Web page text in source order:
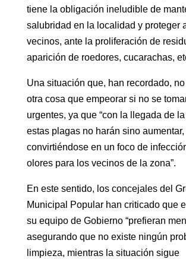
tiene la obligación ineludible de
salubridad en la localidad y proteger
vecinos, ante la proliferación de
aparición de roedores, cucarachas,
Una situación que, han recordado,
otra cosa que empeorar si no se
urgentes, ya que “con la llegada de
estas plagas no harán sino aumentar,
convirtiéndose en un foco de
olores para los vecinos de la zona”.
En este sentido, los concejales del
Municipal Popular han criticado que
su equipo de Gobierno “prefieran
asegurando que no existe ningún
limpieza, mientras la situación sigue